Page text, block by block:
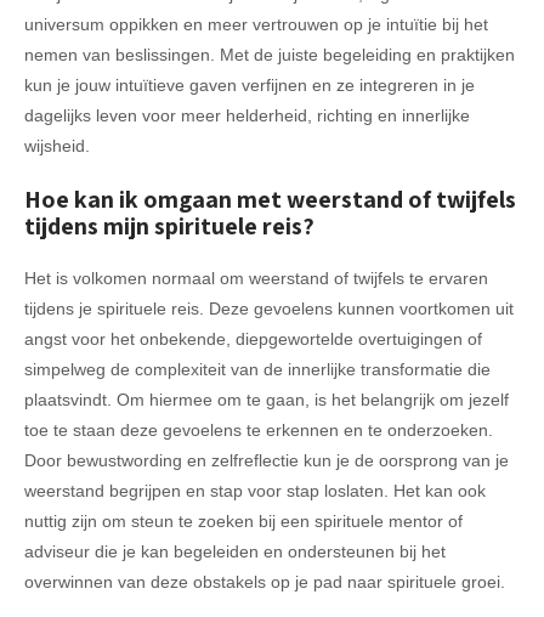
universum oppikken en meer vertrouwen op je intuïtie bij het
nemen van beslissingen. Met de juiste begeleiding en praktijken
kun je jouw intuïtieve gaven verfijnen en ze integreren in je
dagelijks leven voor meer helderheid, richting en innerlijke
wijsheid.
Hoe kan ik omgaan met weerstand of twijfels
tijdens mijn spirituele reis?
Het is volkomen normaal om weerstand of twijfels te ervaren
tijdens je spirituele reis. Deze gevoelens kunnen voortkomen uit
angst voor het onbekende, diepgewortelde overtuigingen of
simpelweg de complexiteit van de innerlijke transformatie die
plaatsvindt. Om hiermee om te gaan, is het belangrijk om jezelf
toe te staan deze gevoelens te erkennen en te onderzoeken.
Door bewustwording en zelfreflectie kun je de oorsprong van je
weerstand begrijpen en stap voor stap loslaten. Het kan ook
nuttig zijn om steun te zoeken bij een spirituele mentor of
adviseur die je kan begeleiden en ondersteunen bij het
overwinnen van deze obstakels op je pad naar spirituele groei.